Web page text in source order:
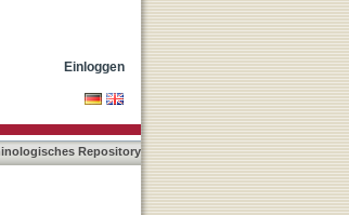
Einloggen
Repository